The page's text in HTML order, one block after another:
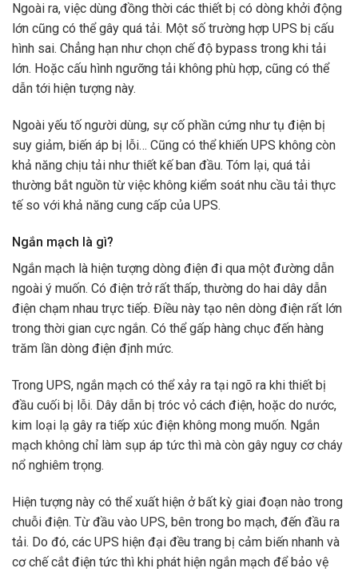
Ngoài ra, việc dùng đồng thời các thiết bị có dòng khởi động
lớn cũng có thể gây quá tải. Một số trường hợp UPS bị cấu
hình sai. Chẳng hạn như chọn chế độ bypass trong khi tải
lớn. Hoặc cấu hình ngưỡng tải không phù hợp, cũng có thể
dẫn tới hiện tượng này.
Ngoài yếu tố người dùng, sự cố phần cứng như tụ điện bị
suy giảm, biến áp bị lỗi… Cũng có thể khiến UPS không còn
khả năng chịu tải như thiết kế ban đầu. Tóm lại, quá tải
thường bắt nguồn từ việc không kiểm soát nhu cầu tải thực
tế so với khả năng cung cấp của UPS.
Ngắn mạch là gì?
Ngắn mạch là hiện tượng dòng điện đi qua một đường dẫn
ngoài ý muốn. Có điện trở rất thấp, thường do hai dây dẫn
điện chạm nhau trực tiếp. Điều này tạo nên dòng điện rất lớn
trong thời gian cực ngắn. Có thể gấp hàng chục đến hàng
trăm lần dòng điện định mức.
Trong UPS, ngắn mạch có thể xảy ra tại ngõ ra khi thiết bị
đầu cuối bị lỗi. Dây dẫn bị tróc vỏ cách điện, hoặc do nước,
kim loại lạ gây ra tiếp xúc điện không mong muốn. Ngắn
mạch không chỉ làm sụp áp tức thì mà còn gây nguy cơ cháy
nổ nghiêm trọng.
Hiện tượng này có thể xuất hiện ở bất kỳ giai đoạn nào trong
chuỗi điện. Từ đầu vào UPS, bên trong bo mạch, đến đầu ra
tải. Do đó, các UPS hiện đại đều trang bị cảm biến nhanh và
cơ chế cắt điện tức thì khi phát hiện ngắn mạch để bảo vệ